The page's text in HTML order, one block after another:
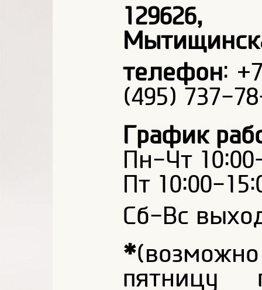
телефон:
(495) 737-
График
Пн-Чт
Пт 10:00-
Сб-Вс
*